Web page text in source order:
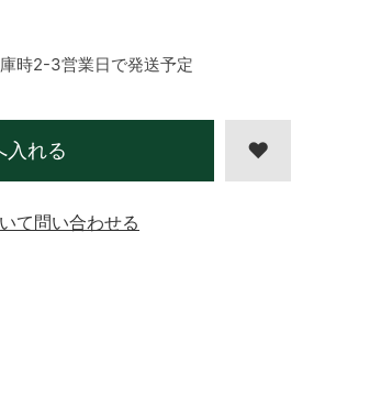
時2-3営業日で発送予定
入れる
て問い合わせる